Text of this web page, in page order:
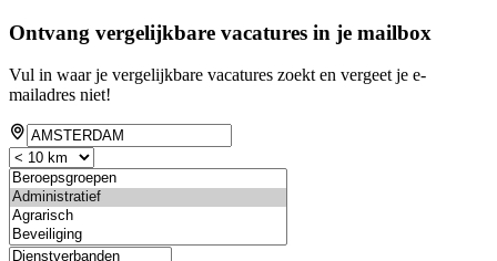
Ontvang vergelijkbare vacatures in je mailbox
Vul in waar je vergelijkbare vacatures zoekt en vergeet je e-
mailadres niet!